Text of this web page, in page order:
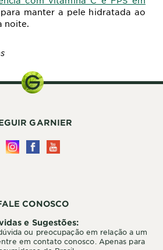
para manter a pele hidratada ao
noite.
CONOSCO
e Sugestões:
ou preocupação em relação a um
em contato conosco. Apenas para
GARNIER